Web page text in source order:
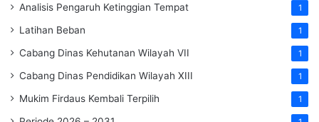
Analisis Pengaruh Ketinggian Tempat 1
Latihan Beban 1
Cabang Dinas Kehutanan Wilayah VII 1
Cabang Dinas Pendidikan Wilayah XIII 1
Mukim Firdaus Kembali Terpilih 1